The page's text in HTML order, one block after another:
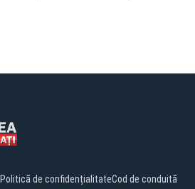
Politică de confidențialitateCod de conduită